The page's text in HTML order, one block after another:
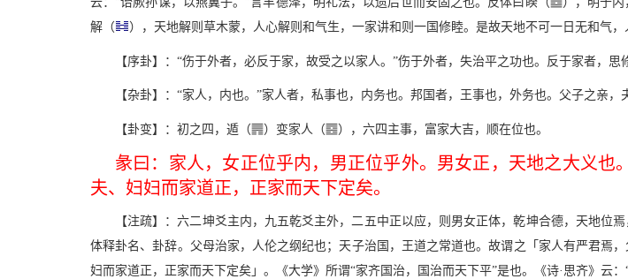
解（
），天地解则草木蒙，人心解则和气生，一家讲和则一国修睦。是故天地不可一日无和气，
【序卦】：“伤于外者，必反于家，故受之以家人。”伤于外者，失治平之功也。反于家者，
【杂卦】：“家人，内也。”家人者，私事也，内务也。邦国者，王事也，外务也。父子之亲
【卦变】：初之四，遁（G）变家人（O），六四主事，富家大吉，顺在位也。
彖曰：家人，女正位乎内，男正位乎外。男女正，天地之大义
夫、妇妇而家道正，正家而天下定矣。
【注疏】：六二坤爻主内，九五乾爻主外，二五中正以应，则男女正体，乾坤合德，天地
体释卦名、卦辞。父母治家，人伦之纲纪也；天子治国，王道之常道也。故谓之「家人有严君焉
妇而家道正，正家而天下定矣」。《大学》所谓“家齐国治，国治而天下平”是也。《诗·思齐》云